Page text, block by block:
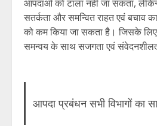
आपदाओं को टाला नहीं जा सकता, लेकिन
सतर्कता और समन्वित राहत एवं बचाव
को कम किया जा सकता है। जिसके लिए
समन्वय के साथ सजगता एवं
आपदा प्रबंधन सभी विभागों का